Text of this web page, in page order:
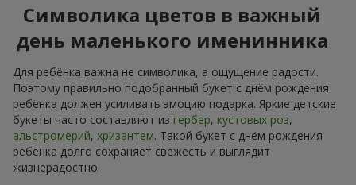
Символика цветов в важный
день маленького именинника
Для ребёнка важна не символика, а ощущение радости.
Поэтому правильно подобранный букет с днём рождения
ребёнка должен усиливать эмоцию подарка. Яркие детские
букеты часто составляют из гербер, кустовых роз,
альстромерий, хризантем. Такой букет с днём рождения
ребёнка долго сохраняет свежесть и выглядит
жизнерадостно.